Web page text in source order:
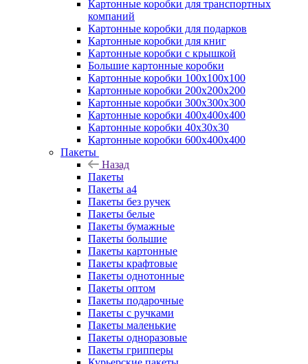
Картонные коробки для транспортных
компаний
Картонные коробки для подарков
Картонные коробки для книг
Картонные коробки с крышкой
Большие картонные коробки
Картонные коробки 100x100x100
Картонные коробки 200x200x200
Картонные коробки 300x300x300
Картонные коробки 400x400x400
Картонные коробки 40x30x30
Картонные коробки 600x400x400
Пакеты
Назад
Пакеты
Пакеты а4
Пакеты без ручек
Пакеты белые
Пакеты бумажные
Пакеты большие
Пакеты картонные
Пакеты крафтовые
Пакеты однотонные
Пакеты оптом
Пакеты подарочные
Пакеты с ручками
Пакеты маленькие
Пакеты одноразовые
Пакеты грипперы